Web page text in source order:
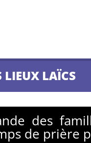
LIEUX LAÏCS
des
de prière